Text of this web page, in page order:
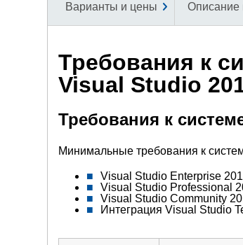
Варианты и цены Описание
Требования к
Visual Studio
Требования к
Минимальные требования к
Visual Studio Enterprise
Visual Studio Professional
Visual Studio Community
Интеграция Visual Studio